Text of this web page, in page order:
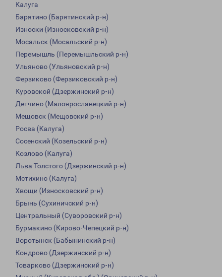
Калуга
Барятино (Барятинский р-н)
Износки (Износковский р-н)
Мосальск (Мосальский р-н)
Перемышль (Перемышльский р-н)
Ульяново (Ульяновский р-н)
Ферзиково (Ферзиковский р-н)
Куровской (Дзержинский р-н)
Детчино (Малоярославецкий р-н)
Мещовск (Мещовский р-н)
Росва (Калуга)
Сосенский (Козельский р-н)
Козлово (Калуга)
Льва Толстого (Дзержинский р-н)
Мстихино (Калуга)
Хвощи (Износковский р-н)
Брынь (Сухиничский р-н)
Центральный (Суворовский р-н)
Бурмакино (Кирово-Чепецкий р-н)
Воротынск (Бабынинский р-н)
Кондрово (Дзержинский р-н)
Товарково (Дзержинский р-н)